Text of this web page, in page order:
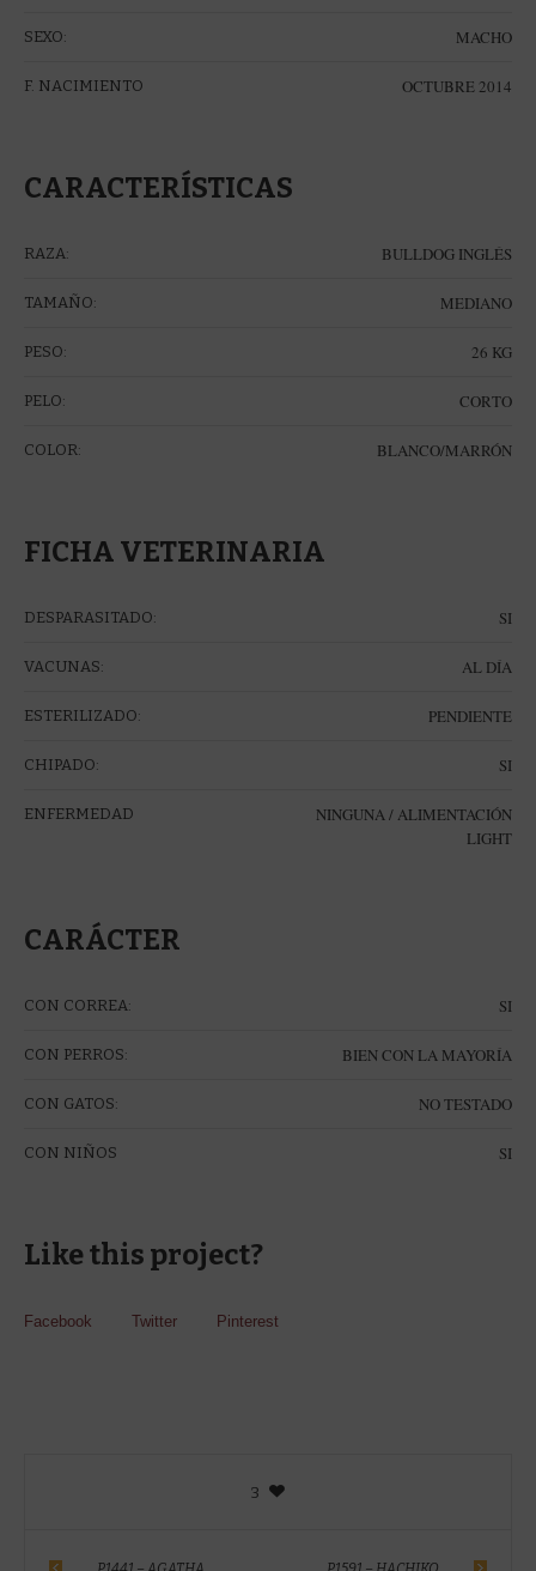
SEXO: MACHO
F. NACIMIENTO OCTUBRE 2014
CARACTERÍSTICAS
RAZA: BULLDOG INGLÉS
TAMAÑO: MEDIANO
PESO: 26 KG
PELO: CORTO
COLOR: BLANCO/MARRÓN
FICHA VETERINARIA
DESPARASITADO: SI
VACUNAS: AL DÍA
ESTERILIZADO: PENDIENTE
CHIPADO: SI
ENFERMEDAD
NINGUNA / ALIMENTACIÓN
LIGHT
CARÁCTER
CON CORREA: SI
CON PERROS: BIEN CON LA MAYORÍA
CON GATOS: NO TESTADO
CON NIÑOS SI
Like this project?
Facebook Twitter Pinterest
3